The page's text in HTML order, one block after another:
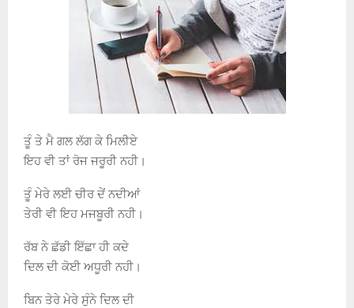
ਤੂੰ ਤੇ ਮੈ ਗਲ ਲੱਗ ਕੇ ਮਿਲੀਏ
ਇਹ ਵੀ ਤਾਂ ਰੋਜ ਜਰੂਰੀ ਨਹੀ।
ਤੂੰ ਮੇਰੇ ਲਈ ਚੀਰ ਦੇਂ ਨਦੀਆਂ
ਤੇਰੀ ਵੀ ਇਹ ਮਜਬੂਰੀ ਨਹੀ।
ਰੱਬ ਨੇ ਛੱਡੀ ਇੱਛਾ ਹੀ ਕਦੇ
ਦਿਲ ਦੀ ਕੋਈ ਅਧੂਰੀ ਨਹੀ।
ਬਿਨ ਤੇਰੇ ਮੇਰੇ ਸੁੰਨੇ ਦਿਲ ਦੀ